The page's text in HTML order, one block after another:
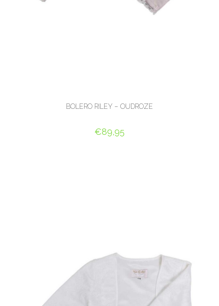
BOLERO RILEY – OUDROZE
€89,95